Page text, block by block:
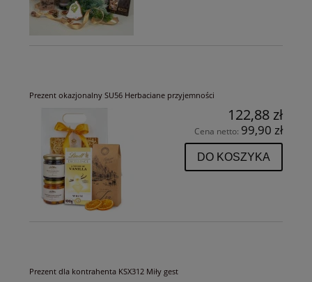
Prezent okazjonalny SU56 Herbaciane przyjemności
122,88 zł
Cena netto: 99,90 zł
DO KOSZYKA
Prezent dla kontrahenta KSX312 Miły gest